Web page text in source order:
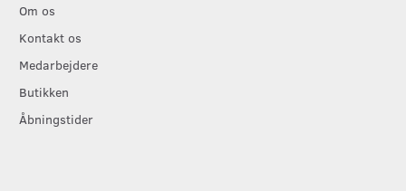
Om os
Kontakt os
Medarbejdere
Butikken
Åbningstider